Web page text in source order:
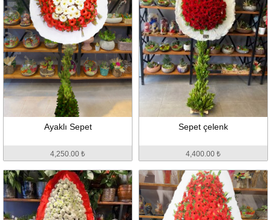
Ayaklı Sepet
4,250.00 ₺
Sepet çelenk
4,400.00 ₺